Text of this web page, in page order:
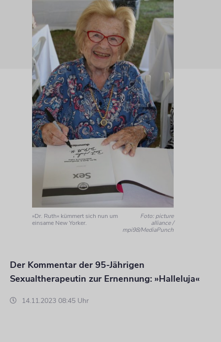
»Dr. Ruth« kümmert sich nun um
einsame New Yorker.
Foto: picture
alliance /
mpi98/MediaPunch
Der Kommentar der 95-Jährigen
Sexualtherapeutin zur Ernennung: »Halleluja«
14.11.2023 08:45 Uhr